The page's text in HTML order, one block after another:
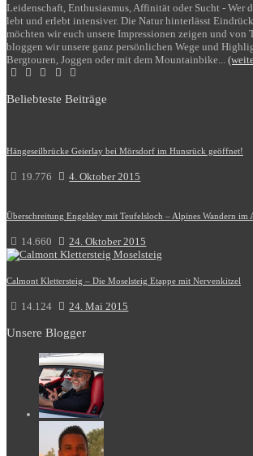
Leidenschaft, Enthusiasmus, Affinität oder Sucht - Wer
lebt und erlebt intensiver. Die Natur hinterlässt
möchten wir euch unsere Impressionen zeigen und von
bloggen wir unsere ganz persönlichen Wege und
Bergtouren, Joggen oder mit dem Mountainbike...
Beliebteste Beiträge
Hängeseilbrücke Geierlay bei Mörsdorf im Hunsrück geöffnet!
19.776 4. Oktober 2015
Überschreitung Engelsley mit Teufelsloch – Alpines Wandern im
14.660 24. Oktober 2015
Calmont Klettersteig – Die Moselsteig Etappe mit Nervenkitzel
14.124 24. Mai 2015
Unsere Blogger